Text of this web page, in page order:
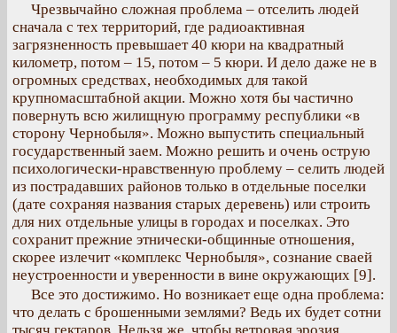
Чрезвычайно сложная проблема – отселить людей
сначала с тех территорий, где радиоактивная
загрязненность превышает 40 кюри на квадратный
километр, потом – 15, потом – 5 кюри. И дело даже не в
огромных средствах, необходимых для такой
крупномасштабной акции. Можно хотя бы частично
повернуть всю жилищную программу республики «в
сторону Чернобыля». Можно выпустить специальный
государственный заем. Можно решить и очень острую
психологически-нравственную проблему – селить людей
из пострадавших районов только в отдельные поселки
(дате сохраняя названия старых деревень) или строить
для них отдельные улицы в городах и поселках. Это
сохранит прежние этнически-общинные отношения,
скорее излечит «комплекс Чернобыля», сознание сваей
неустроенности и уверенности в вине окружающих [9].
Все это достижимо. Но возникает еще одна проблема:
что делать с брошенными землями? Ведь их будет сотни